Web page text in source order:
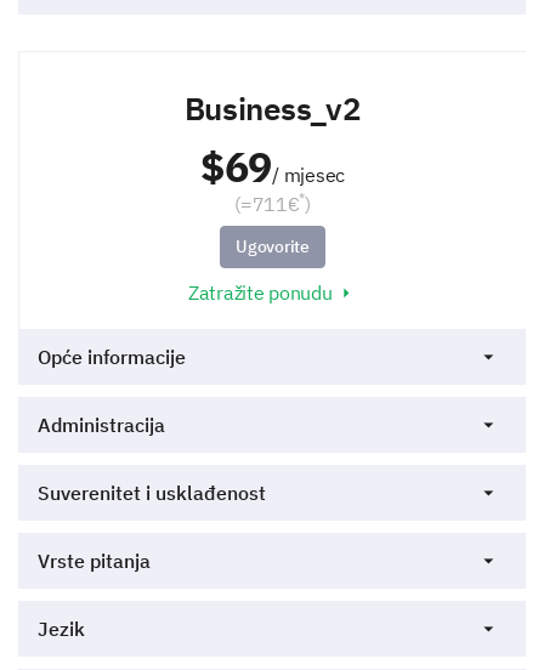
Business_v2
$69/ mjesec
(=711€*)
Ugovorite
Zatražite ponudu
Opće informacije
Administracija
Suverenitet i usklađenost
Vrste pitanja
Jezik